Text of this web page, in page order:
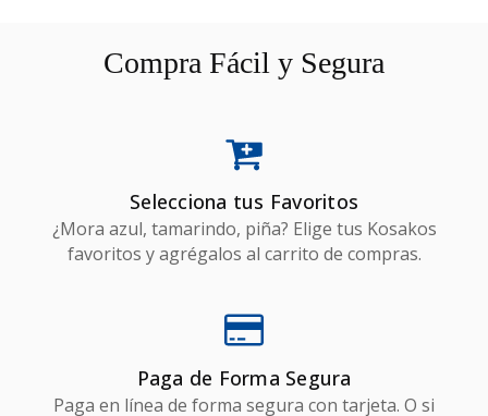
Compra Fácil y Segura
Selecciona tus Favoritos
¿Mora azul, tamarindo, piña? Elige tus Kosakos
favoritos y agrégalos al carrito de compras.
Paga de Forma Segura
Paga en línea de forma segura con tarjeta. O si